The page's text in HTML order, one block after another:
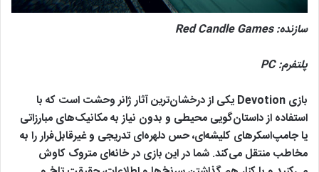
سازنده:Red Candle Games
پلتفرم:PC
بازی Devotion یکی از درخشان‌ترین آثار ژانر وحشت است که با
استفاده از داستان‌گویی محیطی و بدون نیاز به مکانیک‌های مبارزاتی
یا جامپ‌اسکرهای کلیشه‌ای، حس دلهره‌ای تدریجی و غیرقابل‌فرار را به
مخاطب منتقل می‌کند. شما در این بازی در خانه‌ای متروک کاوش